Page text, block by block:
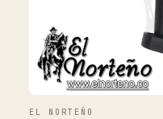
EL NORTEÑO